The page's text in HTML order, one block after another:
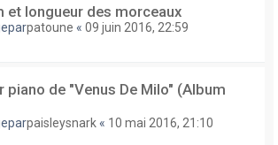
et longueur des morceaux
patoune « 09 juin 2016, 22:59
piano de "Venus De Milo" (Album
paisleysnark « 10 mai 2016, 21:10